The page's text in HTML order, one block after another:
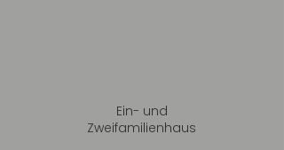
Ein- und
Zweifamilienhaus